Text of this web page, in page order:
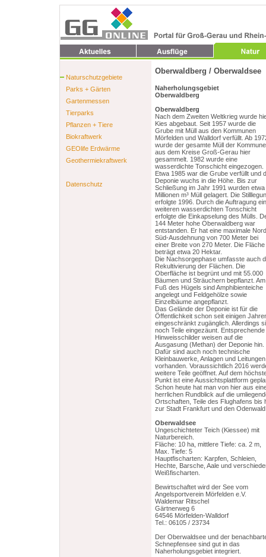
Naturschutzgebiete
Parks + Gärten
Gartenmessen
Tierparks
Pflanzen + Tiere
Biokraftwerk
GEOlife Erdwärme
Geothermiekraftwerk
Datenschutz
Oberwaldberg / Oberwaldsee
Naherholungsgebiet
Oberwaldberg
Oberwaldberg
Nach dem Zweiten Weltkrieg wurde
Kies abgebaut. Seit 1957 wurde die
Grube mit Müll aus den Kommunen
Mörfelden und Walldorf verfüllt. Ab
wurde der gesamte Müll der
aus dem Kreise Groß-Gerau hier
gesammelt. 1982 wurde eine
wasserdichte Tonschicht eingezogen.
Etwa 1985 war die Grube verfüllt und
Deponie wuchs in die Höhe. Bis zur
Schließung im Jahr 1991 wurden etwa
Millionen m³ Müll gelagert. Die
erfolgte 1996. Durch die Auftragung
weiteren wasserdichten Tonschicht
erfolgte die Einkapselung des Mülls.
144 Meter hohe Oberwaldberg war
entstanden. Er hat eine maximale
Süd-Ausdehnung von 700 Meter bei
einer Breite von 270 Meter. Die Fläche
beträgt etwa 20 Hektar.
Die Nachsorgephase umfasste auch
Rekultivierung der Flächen. Die
Oberfläche ist begrünt und mit 55.000
Bäumen und Sträuchern bepflanzt. Am
Fuß des Hügels sind Amphibienteiche
angelegt und Feldgehölze sowie
Einzelbäume angepflanzt.
Das Gelände der Deponie ist für die
Öffentlichkeit schon seit einigen
eingeschränkt zugänglich. Allerdings
noch Teile eingezäunt. Entsprechende
Hinweisschilder weisen auf die
Ausgasung (Methan) der Deponie hin.
Dafür sind auch noch technische
Kleinbauwerke, Anlagen und Leitungen
vorhanden. Voraussichtlich 2016
weitere Teile geöffnet. Auf dem
Punkt ist eine Aussichtsplattform
Schon heute hat man von hier aus
herrlichen Rundblick auf die
Ortschaften, Teile des Flughafens bis
zur Stadt Frankfurt und den
Oberwaldsee
Ungeschichteter Teich (Kiessee) mit
Naturbereich.
Fläche: 10 ha, mittlere Tiefe: ca. 2 m,
Max. Tiefe: 5
Hauptfischarten: Karpfen, Schleien,
Hechte, Barsche, Aale und
Weißfischarten.
Bewirtschaftet wird der See vom
Angelsportverein Mörfelden e.V.
Waldemar Ritschel
Gärtnerweg 6
64546 Mörfelden-Walldorf
Tel.: 06105 / 23734
Der Oberwaldsee und der
Schnepfensee sind gut in das
Naherholungsgebiet integriert.